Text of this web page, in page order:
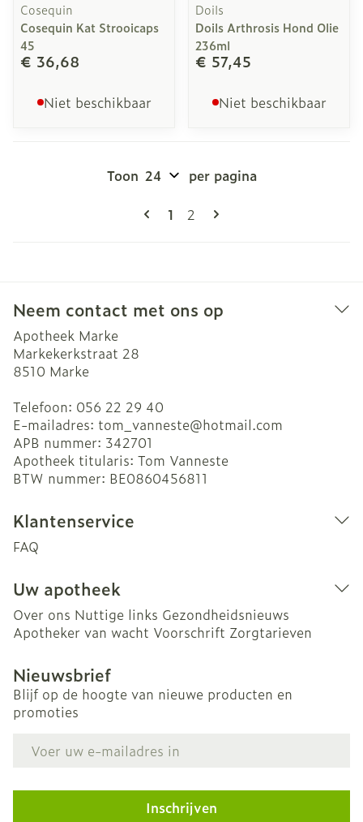
Cosequin
Cosequin Kat Strooicaps
45
€ 36,68
Niet beschikbaar
Doils
Doils Arthrosis Hond Olie
236ml
€ 57,45
Niet beschikbaar
Pagina's
U lees momenteel pagina
1 Pagina
2
Toon per pagina
Neem contact met ons op
Apotheek Marke
Markekerkstraat 28
8510 Marke
Telefoon: 056 22 29 40
E-mailadres: tom_vanneste@hotmail.com
APB nummer: 342701
Apotheek titularis: Tom Vanneste
BTW nummer: BE0860456811
Klantenservice
FAQ
Uw apotheek
Over ons Nuttige links Gezondheidsnieuws
Apotheker van wacht Voorschrift Zorgtarieven
Nieuwsbrief
Blijf op de hoogte van nieuwe producten en
promoties
Inschrijven